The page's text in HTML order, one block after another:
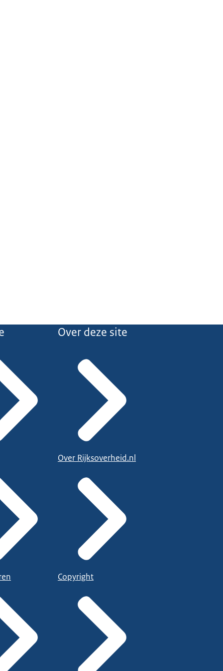
Over deze site
Over Rijksoverheid.nl
Copyright